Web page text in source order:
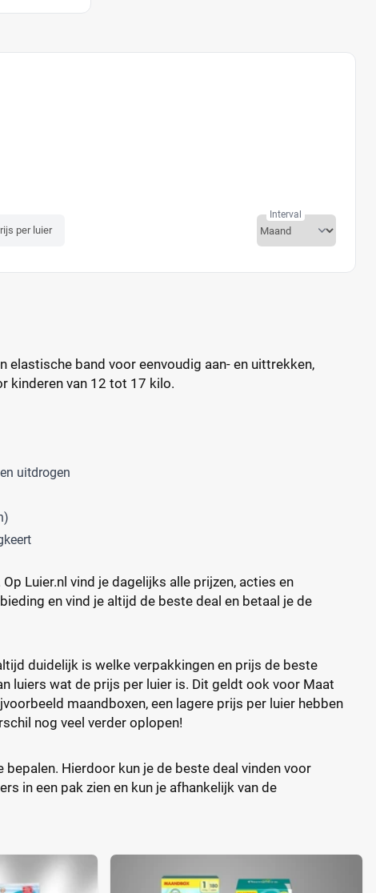
per luier
Interval
elastische band voor eenvoudig aan- en uittrekken,
kinderen van 12 tot 17 kilo.
uitdrogen
Luier.nl vind je dagelijks alle prijzen, acties en
en vind je altijd de beste deal en betaal je de
duidelijk is welke verpakkingen en prijs de beste
luiers wat de prijs per luier is. Dit geldt ook voor Maat
maandboxen, een lagere prijs per luier hebben
nog veel verder oplopen!
Hierdoor kun je de beste deal vinden voor
in een pak zien en kun je afhankelijk van de